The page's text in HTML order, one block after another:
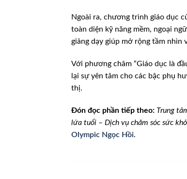
Ngoài ra, chương trình giáo dục
toàn diện kỹ năng mềm, ngoại
giảng dạy giúp mở rộng tầm nhìn
Với phương châm “Giáo dục là
lại sự yên tâm cho các bậc phụ
thị.
Đón đọc phần tiếp theo: Trung
lứa tuổi – Dịch vụ chăm sóc sức
Olympic Ngọc Hồi.